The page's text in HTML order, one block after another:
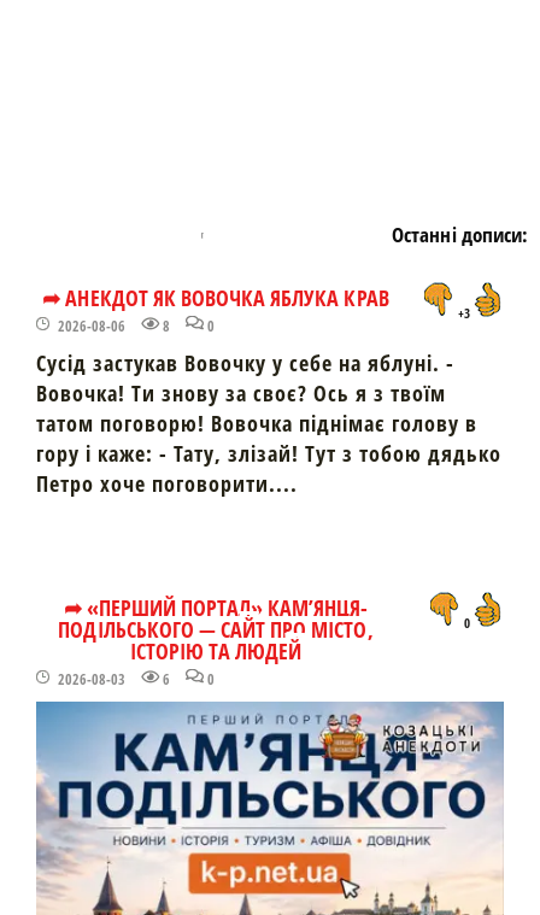
Останні дописи:
➦ АНЕКДОТ ЯК ВОВОЧКА ЯБЛУКА КРАВ
2026-08-06 8 0
+3
Сусід застукав Вовочку у себе на яблуні. -
Вовочка! Ти знову за своє? Ось я з твоїм
татом поговорю! Вовочка піднімає голову в
гору і каже: - Тату, злізай! Тут з тобою дядько
Петро хоче поговорити....
➦ «ПЕРШИЙ ПОРТАЛ» КАМ’ЯНЦЯ-
ПОДІЛЬСЬКОГО — САЙТ ПРО МІСТО,
ІСТОРІЮ ТА ЛЮДЕЙ
2026-08-03 6 0
0